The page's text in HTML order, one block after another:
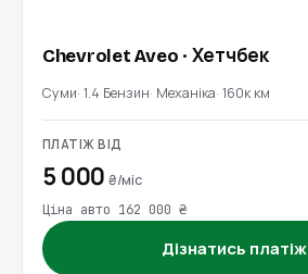
Chevrolet Aveo · Хетчбек
Суми 1.4 Бензин Механіка 160к км
ПЛАТІЖ ВІД
5 000₴/міс
Ціна авто 162 000 ₴
Дізнатись платіж